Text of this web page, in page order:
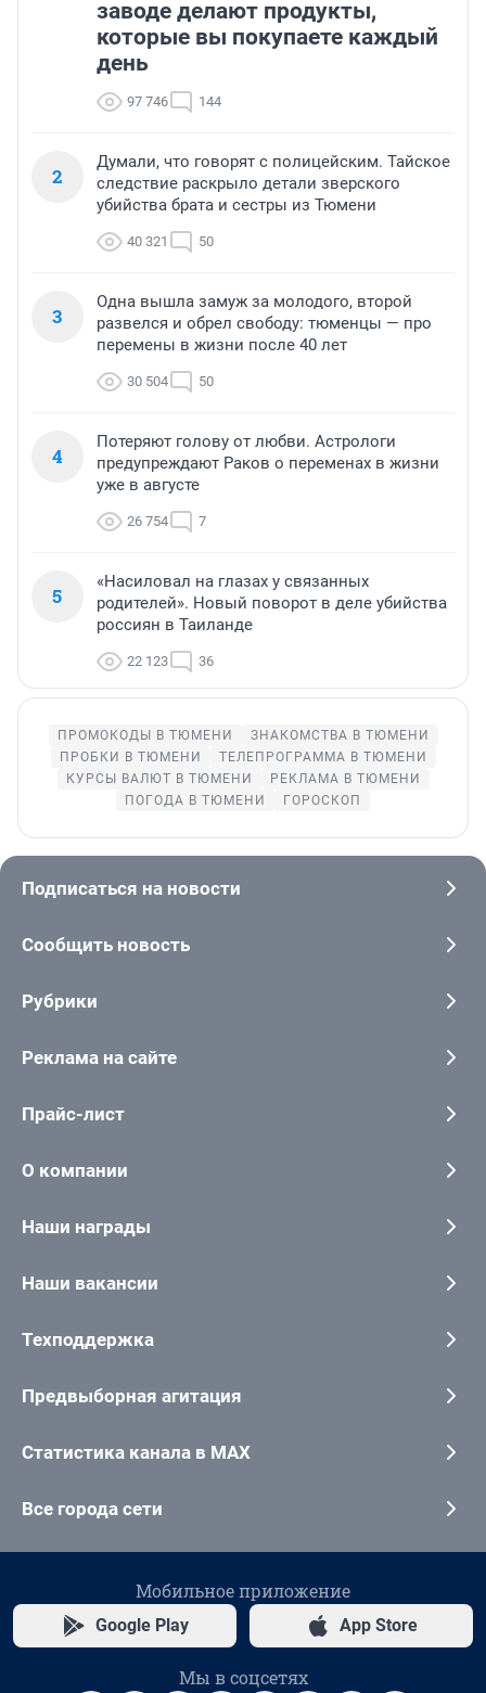
заводе делают продукты,
которые вы покупаете каждый
день
97 746 144
2
Думали, что говорят с полицейским. Тайское
следствие раскрыло детали зверского
убийства брата и сестры из Тюмени
40 321 50
3
Одна вышла замуж за молодого, второй
развелся и обрел свободу: тюменцы — про
перемены в жизни после 40 лет
30 504 50
4
Потеряют голову от любви. Астрологи
предупреждают Раков о переменах в жизни
уже в августе
26 754 7
5
«Насиловал на глазах у связанных
родителей». Новый поворот в деле убийства
россиян в Таиланде
22 123 36
ПРОМОКОДЫ В ТЮМЕНИ
ЗНАКОМСТВА В ТЮМЕНИ
ПРОБКИ В ТЮМЕНИ
ТЕЛЕПРОГРАММА В ТЮМЕНИ
КУРСЫ ВАЛЮТ В ТЮМЕНИ
РЕКЛАМА В ТЮМЕНИ
ПОГОДА В ТЮМЕНИ
ГОРОСКОП
Подписаться на новости
Сообщить новость
Рубрики
Реклама на сайте
Прайс-лист
О компании
Наши награды
Наши вакансии
Техподдержка
Предвыборная агитация
Статистика канала в MAX
Все города сети
Мобильное приложение
Google Play App Store
Мы в соцсетях